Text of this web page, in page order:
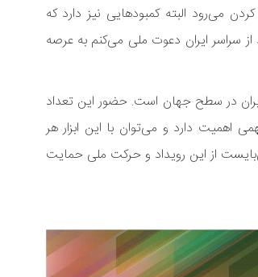
می‌رود البته کمبودهایی نیز دارد که
سراسر ایران دعوت ملی می‌کنم به عرصه
در سطح جهان است. حضور این تعداد
اهمیت دارد و می‌توان با این ابزار هر
از این رویداد و حرکت ملی حمایت